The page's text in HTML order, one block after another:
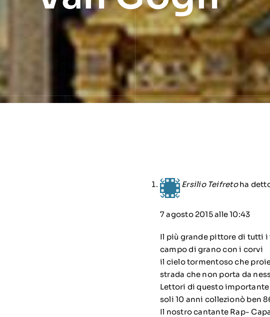
Ersilio Teifretoha
7 agosto 2015 alle 10:43
Il più grande pittore di tutti i
campo di grano con i corvi
il cielo tormentoso che
strada che non porta da
Lettori di questo
soli 10 anni collezionò ben
Il nostro cantante Rap-